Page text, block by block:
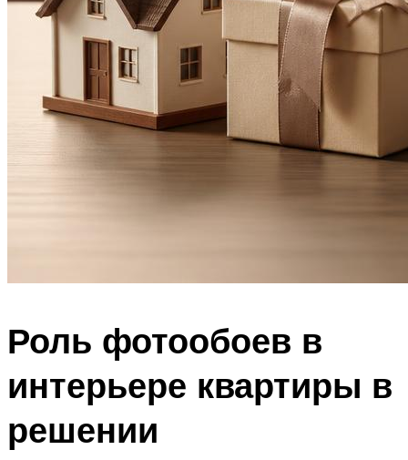
Роль фотообоев в
интерьере квартиры в
решении